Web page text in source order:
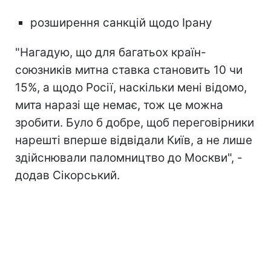
розширення санкцій щодо Ірану
"Нагадую, що для багатьох країн-
союзників митна ставка становить 10 чи
15%, а щодо Росії, наскільки мені відомо,
мита наразі ще немає, тож це можна
зробити. Було б добре, щоб переговірники
нарешті вперше відвідали Київ, а не лише
здійснювали паломництво до Москви", -
додав Сікорський.